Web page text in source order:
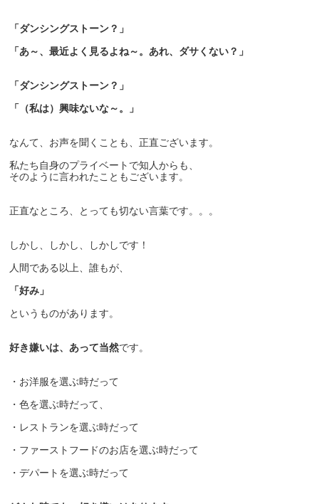
「ダンシングストーン？」
「あ～、最近よく見るよね～。あれ、ダサくない？」
「ダンシングストーン？」
「（私は）興味ないな～。」
なんて、お声を聞くことも、正直ございます。
私たち自身のプライベートで知人からも、
そのように言われたこともございます。
正直なところ、とっても切ない言葉です。。。
しかし、しかし、しかしです！
人間である以上、誰もが、
「好み」
というものがあります。
好き嫌いは、あって当然です。
・お洋服を選ぶ時だって
・色を選ぶ時だって、
・レストランを選ぶ時だって
・ファーストフードのお店を選ぶ時だって
・デパートを選ぶ時だって